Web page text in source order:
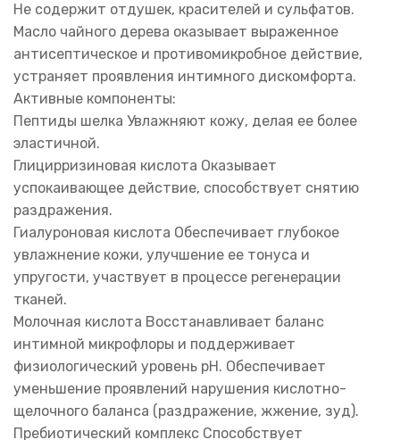
Не содержит отдушек, красителей и сульфатов.
Масло чайного дерева оказывает выраженное
антисептическое и противомикробное действие,
устраняет проявления интимного дискомфорта.
Активные компоненты:
Пептиды шелка Увлажняют кожу, делая ее более
эластичной.
Глицирризиновая кислота Оказывает
успокаивающее действие, способствует снятию
раздражения.
Гиалуроновая кислота Обеспечивает глубокое
увлажнение кожи, улучшение ее тонуса и
упругости, участвует в процессе регенерации
тканей.
Молочная кислота Восстанавливает баланс
интимной микрофлоры и поддерживает
физиологический уровень pH. Обеспечивает
уменьшение проявлений нарушения кислотно-
щелочного баланса (раздражение, жжение, зуд).
Пребиотический комплекс Способствует